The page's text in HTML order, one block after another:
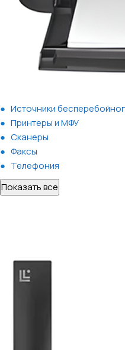
Источники
Принтеры и МФУ
Сканеры
Факсы
Телефония
Показать все